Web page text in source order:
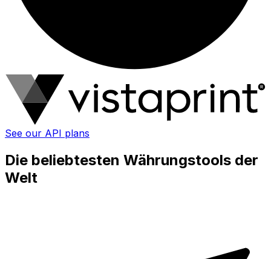
See our API plans
Die beliebtesten Währungstools der
Welt